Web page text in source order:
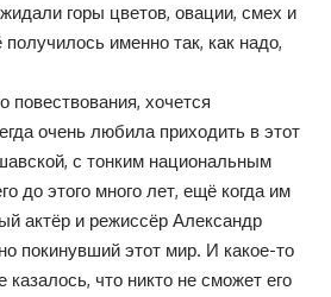
горы цветов, овации, смех и
получилось именно так, как надо,
повествования, хочется
очень любила приходить в этот
с тонким национальным
до этого много лет, ещё когда им
актёр и режиссёр Александр
покинувший этот мир. И какое-то
что никто не сможет его